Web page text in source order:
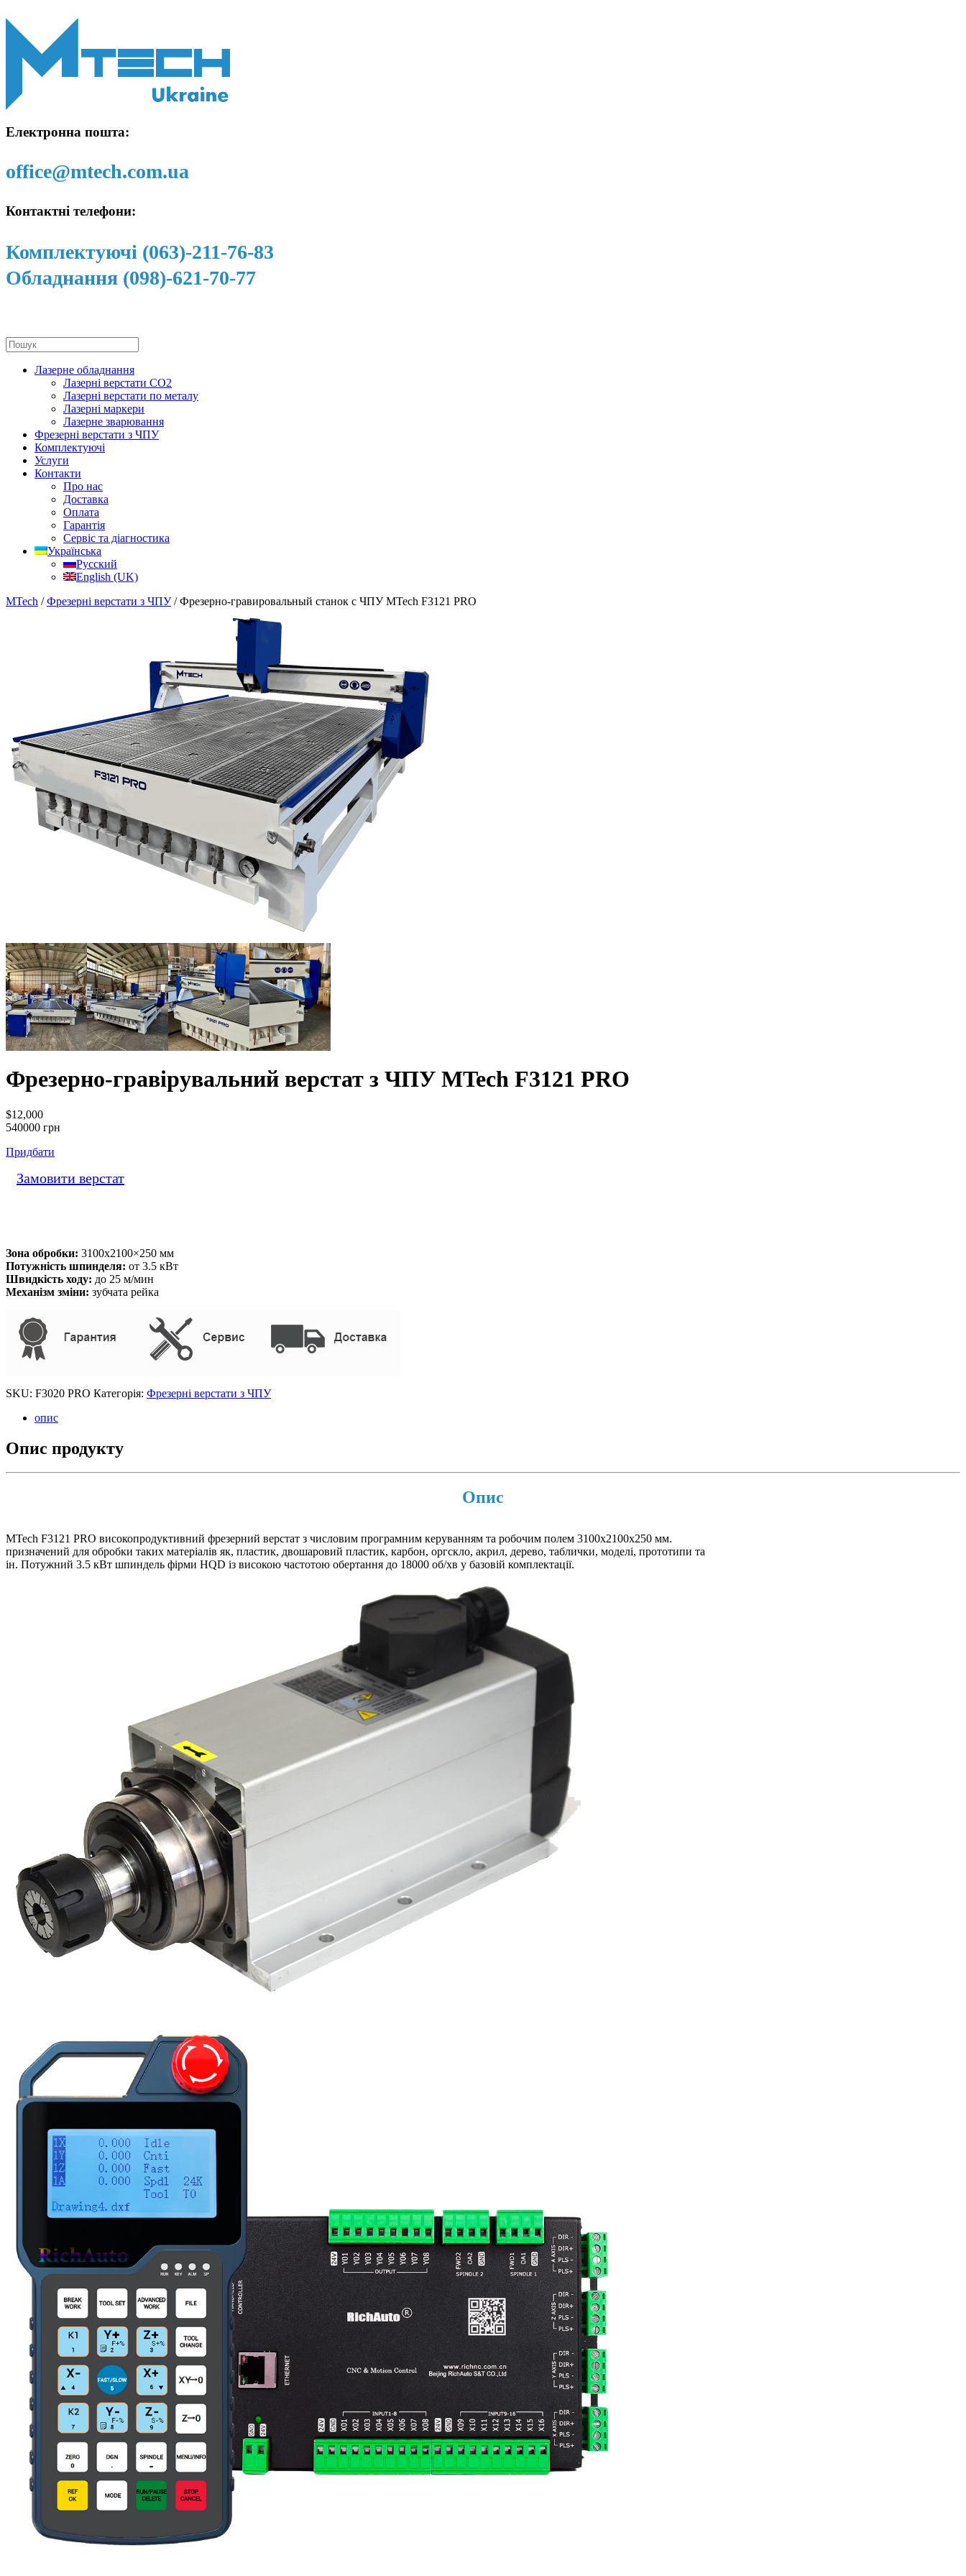
Електронна пошта:
office@mtech.com.ua
Контактні телефони:
Комплектуючі (063)-211-76-83
Обладнання (098)-621-70-77
Лазерне обладнання
Лазерні верстати CO2
Лазерні верстати по металу
Лазерні маркери
Лазерне зварювання
Фрезерні верстати з ЧПУ
Комплектуючі
Услуги
Контакти
Про нас
Доставка
Оплата
Гарантія
Сервіс та діагностика
Українська
Русский
English (UK)
MTech /Фрезерні верстати з ЧПУ/ Фрезерно-гравировальный станок с ЧПУ MTech F3121 PRO
Фрезерно-гравірувальний верстат з ЧПУ MTech F3121 PRO
$12,000
540000 грн
Придбати
Замовити верстат
Зона обробки: 3100х2100×250 мм
Потужність шпинделя: от 3.5 кВт
Швидкість ходу: до 25 м/мин
Механізм зміни: зубчата рейка
SKU: F3020 PRO Категорія: Фрезерні верстати з ЧПУ
опис
Опис продукту
Опис
MTech F3121 PRO високопродуктивний фрезерний верстат з числовим програмним керуванням та робочим полем 3100x2100x250 мм.
призначений для обробки таких матеріалів як, пластик, двошаровий пластик, карбон, оргскло, акрил, дерево, таблички, моделі, прототипи та
ін. Потужний 3.5 кВт шпиндель фірми HQD із високою частотою обертання до 18000 об/хв у базовій комплектації.